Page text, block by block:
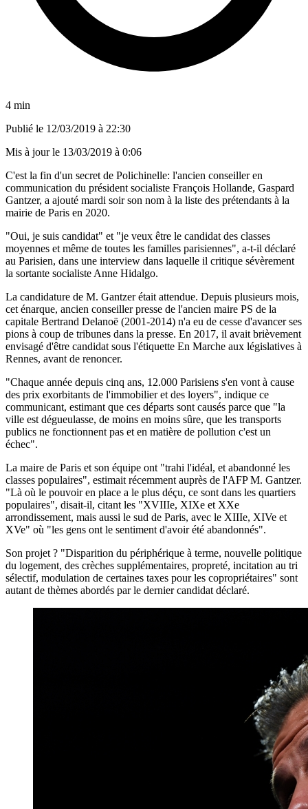
4 min
Publié le 12/03/2019 à 22:30
Mis à jour le 13/03/2019 à 0:06
C'est la fin d'un secret de Polichinelle: l'ancien conseiller en
communication du président socialiste François Hollande, Gaspard
Gantzer, a ajouté mardi soir son nom à la liste des prétendants à la
mairie de Paris en 2020.
"Oui, je suis candidat" et "je veux être le candidat des classes
moyennes et même de toutes les familles parisiennes", a-t-il déclaré
au Parisien, dans une interview dans laquelle il critique sévèrement
la sortante socialiste Anne Hidalgo.
La candidature de M. Gantzer était attendue. Depuis plusieurs mois,
cet énarque, ancien conseiller presse de l'ancien maire PS de la
capitale Bertrand Delanoë (2001-2014) n'a eu de cesse d'avancer ses
pions à coup de tribunes dans la presse. En 2017, il avait brièvement
envisagé d'être candidat sous l'étiquette En Marche aux législatives à
Rennes, avant de renoncer.
"Chaque année depuis cinq ans, 12.000 Parisiens s'en vont à cause
des prix exorbitants de l'immobilier et des loyers", indique ce
communicant, estimant que ces départs sont causés parce que "la
ville est dégueulasse, de moins en moins sûre, que les transports
publics ne fonctionnent pas et en matière de pollution c'est un
échec".
La maire de Paris et son équipe ont "trahi l'idéal, et abandonné les
classes populaires", estimait récemment auprès de l'AFP M. Gantzer.
"Là où le pouvoir en place a le plus déçu, ce sont dans les quartiers
populaires", disait-il, citant les "XVIIIe, XIXe et XXe
arrondissement, mais aussi le sud de Paris, avec le XIIIe, XIVe et
XVe" où "les gens ont le sentiment d'avoir été abandonnés".
Son projet ? "Disparition du périphérique à terme, nouvelle politique
du logement, des crèches supplémentaires, propreté, incitation au tri
sélectif, modulation de certaines taxes pour les copropriétaires" sont
autant de thèmes abordés par le dernier candidat déclaré.